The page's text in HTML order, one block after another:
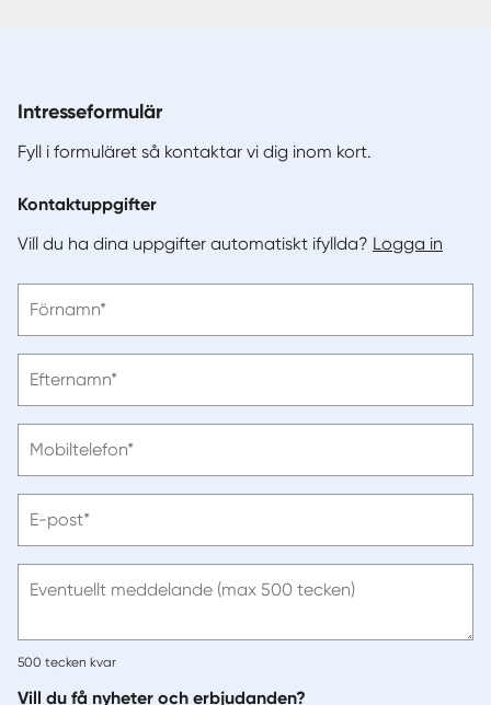
Intresseformulär
Fyll i formuläret så kontaktar vi dig inom kort.
Kontaktuppgifter
Vill du ha dina uppgifter automatiskt ifyllda? Logga in
ange
Förnamn*
ange
Efternamn*
ange
Mobiltelefon*
ange
post
E-post*
Eventuellt meddelande (max 500 tecken)
500 tecken kvar
Vill du få nyheter och erbjudanden?